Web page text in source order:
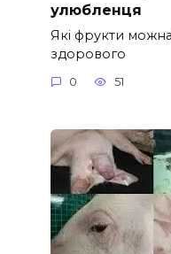
улюбленця
Які фрукти
здорового
0 51